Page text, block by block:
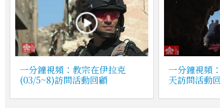
一分鐘視頻：教宗在伊拉克
(03/5~8)訪問活動回顧
一分鐘視頻
天訪問活動